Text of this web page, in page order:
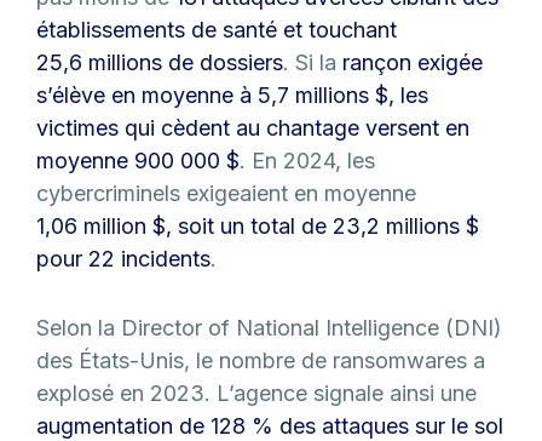
établissements de santé et touchant
25,6 millions de dossiers. Si la rançon exigée
s’élève en moyenne à 5,7 millions $, les
victimes qui cèdent au chantage versent en
moyenne 900 000 $. En 2024, les
cybercriminels exigeaient en moyenne
1,06 million $, soit un total de 23,2 millions $
pour 22 incidents.
Selon la Director of National Intelligence (DNI)
des États-Unis, le nombre de ransomwares a
explosé en 2023. L’agence signale ainsi une
augmentation de 128 % des attaques sur le sol